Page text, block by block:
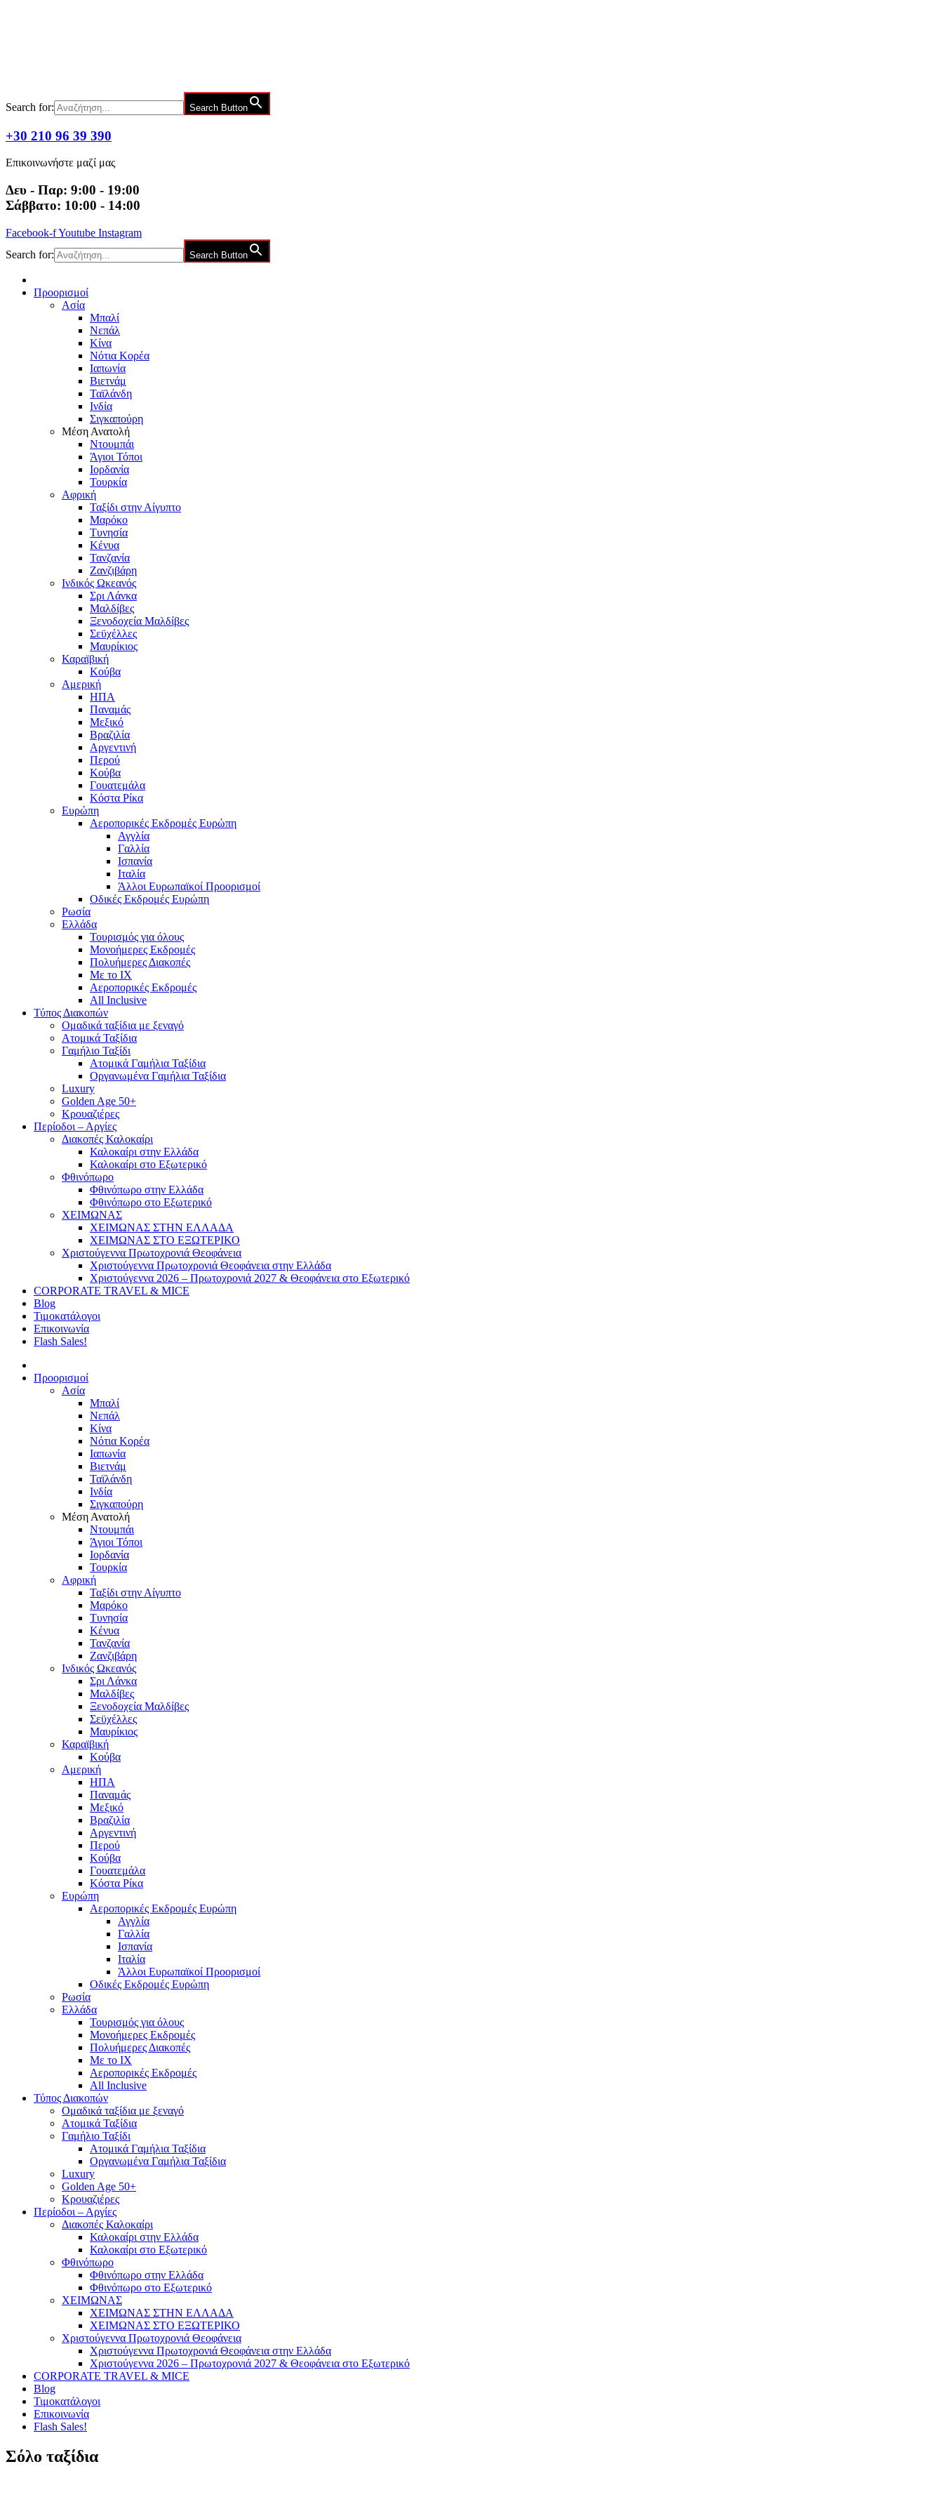
Search for: Search Button
+30 210 96 39 390
Επικοινωνήστε μαζί μας
Δευ - Παρ: 9:00 - 19:00
Σάββατο: 10:00 - 14:00
Facebook-fYoutube Instagram
Search for:
Search Button
Προορισμοί
Ασία
Μπαλί
Νεπάλ
Κίνα
Νότια Κορέα
Ιαπωνία
Βιετνάμ
Ταϊλάνδη
Ινδία
Σιγκαπούρη
Μέση Ανατολή
Ντουμπάι
Άγιοι Τόποι
Ιορδανία
Τουρκία
Αφρική
Ταξίδι στην Αίγυπτο
Μαρόκο
Τυνησία
Κένυα
Τανζανία
Ζανζιβάρη
Ινδικός Ωκεανός
Σρι Λάνκα
Μαλδίβες
Ξενοδοχεία Μαλδίβες
Σεϋχέλλες
Μαυρίκιος
Καραϊβική
Κούβα
Αμερική
ΗΠΑ
Παναμάς
Μεξικό
Βραζιλία
Αργεντινή
Περού
Κούβα
Γουατεμάλα
Κόστα Ρίκα
Ευρώπη
Αεροπορικές Εκδρομές Ευρώπη
Αγγλία
Γαλλία
Ισπανία
Ιταλία
Άλλοι Ευρωπαϊκοί Προορισμοί
Οδικές Εκδρομές Ευρώπη
Ρωσία
Ελλάδα
Τουρισμός για όλους
Mονοήμερες Εκδρομές
Πολυήμερες Διακοπές
Με το ΙΧ
Αεροπορικές Εκδρομές
All Inclusive
Τύπος Διακοπών
Ομαδικά ταξίδια με ξεναγό
Ατομικά Ταξίδια
Γαμήλιο Ταξίδι
Ατομικά Γαμήλια Ταξίδια
Οργανωμένα Γαμήλια Ταξίδια
Luxury
Golden Age 50+
Κρουαζιέρες
Περίοδοι – Αργίες
Διακοπές Καλοκαίρι
Καλοκαίρι στην Ελλάδα
Καλοκαίρι στο Εξωτερικό
Φθινόπωρο
Φθινόπωρο στην Ελλάδα
Φθινόπωρο στο Εξωτερικό
ΧΕΙΜΩΝΑΣ
ΧΕΙΜΩΝΑΣ ΣΤΗΝ ΕΛΛΑΔΑ
ΧΕΙΜΩΝΑΣ ΣΤΟ ΕΞΩΤΕΡΙΚΟ
Χριστούγεννα Πρωτοχρονιά Θεοφάνεια
Χριστούγεννα Πρωτοχρονιά Θεοφάνεια στην Ελλάδα
Χριστούγεννα 2026 – Πρωτοχρονιά 2027 & Θεοφάνεια στο Εξωτερικό
CORPORATE TRAVEL & MICE
Blog
Τιμοκατάλογοι
Επικοινωνία
Flash Sales!
Προορισμοί
Ασία
Μπαλί
Νεπάλ
Κίνα
Νότια Κορέα
Ιαπωνία
Βιετνάμ
Ταϊλάνδη
Ινδία
Σιγκαπούρη
Μέση Ανατολή
Ντουμπάι
Άγιοι Τόποι
Ιορδανία
Τουρκία
Αφρική
Ταξίδι στην Αίγυπτο
Μαρόκο
Τυνησία
Κένυα
Τανζανία
Ζανζιβάρη
Ινδικός Ωκεανός
Σρι Λάνκα
Μαλδίβες
Ξενοδοχεία Μαλδίβες
Σεϋχέλλες
Μαυρίκιος
Καραϊβική
Κούβα
Αμερική
ΗΠΑ
Παναμάς
Μεξικό
Βραζιλία
Αργεντινή
Περού
Κούβα
Γουατεμάλα
Κόστα Ρίκα
Ευρώπη
Αεροπορικές Εκδρομές Ευρώπη
Αγγλία
Γαλλία
Ισπανία
Ιταλία
Άλλοι Ευρωπαϊκοί Προορισμοί
Οδικές Εκδρομές Ευρώπη
Ρωσία
Ελλάδα
Τουρισμός για όλους
Mονοήμερες Εκδρομές
Πολυήμερες Διακοπές
Με το ΙΧ
Αεροπορικές Εκδρομές
All Inclusive
Τύπος Διακοπών
Ομαδικά ταξίδια με ξεναγό
Ατομικά Ταξίδια
Γαμήλιο Ταξίδι
Ατομικά Γαμήλια Ταξίδια
Οργανωμένα Γαμήλια Ταξίδια
Luxury
Golden Age 50+
Κρουαζιέρες
Περίοδοι – Αργίες
Διακοπές Καλοκαίρι
Καλοκαίρι στην Ελλάδα
Καλοκαίρι στο Εξωτερικό
Φθινόπωρο
Φθινόπωρο στην Ελλάδα
Φθινόπωρο στο Εξωτερικό
ΧΕΙΜΩΝΑΣ
ΧΕΙΜΩΝΑΣ ΣΤΗΝ ΕΛΛΑΔΑ
ΧΕΙΜΩΝΑΣ ΣΤΟ ΕΞΩΤΕΡΙΚΟ
Χριστούγεννα Πρωτοχρονιά Θεοφάνεια
Χριστούγεννα Πρωτοχρονιά Θεοφάνεια στην Ελλάδα
Χριστούγεννα 2026 – Πρωτοχρονιά 2027 & Θεοφάνεια στο Εξωτερικό
CORPORATE TRAVEL & MICE
Blog
Τιμοκατάλογοι
Επικοινωνία
Flash Sales!
Σόλο ταξίδια